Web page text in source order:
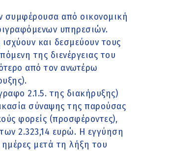
συμφέρουσα από οικονομική
υπηρεσιών.
και δεσμεύουν τους
της διενέργειας του
από τον ανωτέρω
2.1.5. της διακήρυξης)
σύναψης της παρούσας
φορείς (προσφέροντες),
2.323,14 ευρώ. Η εγγύηση
ημέρες μετά τη λήξη του